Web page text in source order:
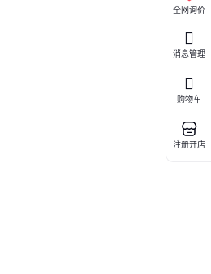
全网询价
消息管理
购物车
注册开店